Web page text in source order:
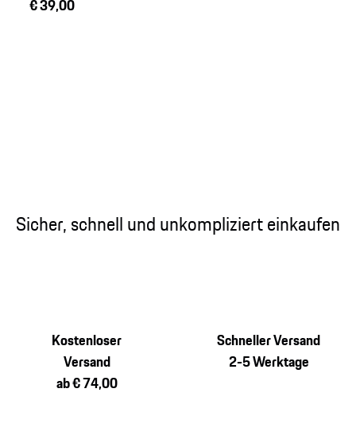
€ 39,00
Sicher, schnell und unkompliziert einkaufen
Kostenloser
Versand
ab € 74,00
Schneller Versand
2-5 Werktage